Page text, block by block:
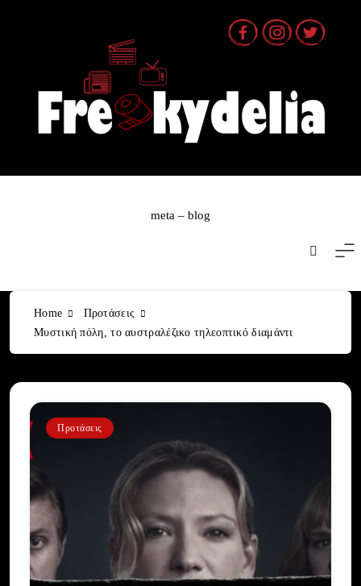
meta – blog
Home
Προτάσεις
Μυστική πόλη, το αυστραλέζικο τηλεοπτικό διαμάντι
Προτάσεις